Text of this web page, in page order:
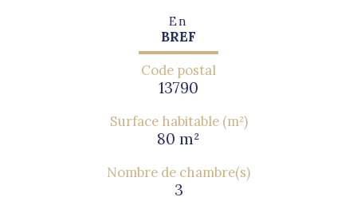
En
BREF
Code postal
13790
Surface habitable (m²)
80 m²
Nombre de chambre(s)
3